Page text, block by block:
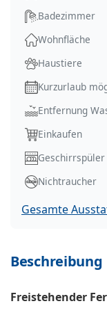
Badezimmer
Wohnfläche
Haustiere
Kurzurlaub
Entfernung
Einkaufen
Geschirrspüler
Nichtraucher
Gesamte
Beschreibung
Freistehender